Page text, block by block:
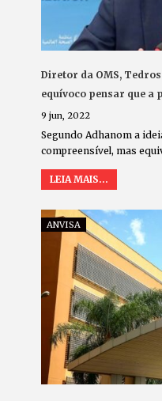
Diretor da OMS,
equívoco pensar que a
9 jun, 2022
Segundo Adhanom a
compreensível, mas
LEIA MAIS...
ANVISA